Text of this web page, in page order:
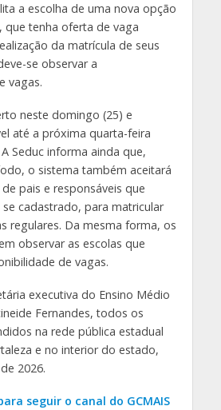
a escolha de uma nova opção
que tenha oferta de vaga
da matrícula de seus
se observar a
vagas.
neste domingo (25) e
até a próxima quarta-feira
Seduc informa ainda que,
o sistema também aceitará
pais e responsáveis que
cadastrado, para matricular
regulares. Da mesma forma, os
observar as escolas que
de vagas.
executiva do Ensino Médio
Fernandes, todos os
na rede pública estadual
e no interior do estado,
2026.
seguir o canal do GCMAIS